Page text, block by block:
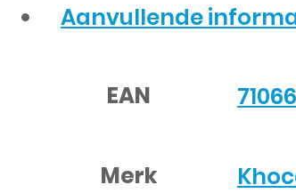
Aanvullende
EAN
Merk